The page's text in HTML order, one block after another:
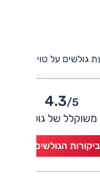
גולשים על טויוטה קאמרי
4.3/5
משוקלל של גולשי אוטו
הגולשים (8)